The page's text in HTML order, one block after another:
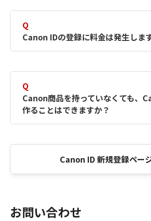
択したサービスから取得します
簡単に作成できるように、この
Canon IDの登録フォームを入力
Q
Canon IDの登録に料金は発生しま
Q
Canon商品を持っていなくても、
作ることはできますか？
Canon ID 新規登録ペー
お問い合わせ